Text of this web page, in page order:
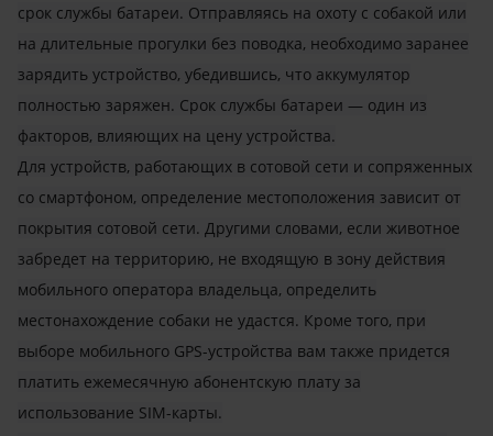
срок службы батареи. Отправляясь на охоту с собакой или
на длительные прогулки без поводка, необходимо заранее
зарядить устройство, убедившись, что аккумулятор
полностью заряжен. Срок службы батареи — один из
факторов, влияющих на цену устройства.
Для устройств, работающих в сотовой сети и сопряженных
со смартфоном, определение местоположения зависит от
покрытия сотовой сети. Другими словами, если животное
забредет на территорию, не входящую в зону действия
мобильного оператора владельца, определить
местонахождение собаки не удастся. Кроме того, при
выборе мобильного GPS-устройства вам также придется
платить ежемесячную абонентскую плату за
использование SIM-карты.